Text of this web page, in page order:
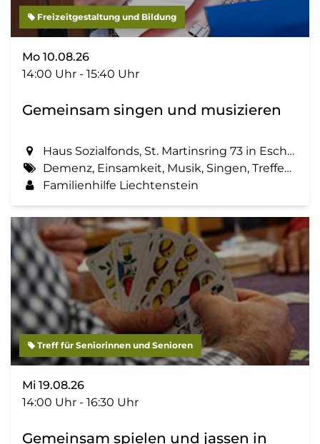
Freizeitgestaltung und Bildung
Mo 10.08.26
14:00 Uhr - 15:40 Uhr
Gemeinsam singen und musizieren
Haus Sozialfonds, St. Martinsring 73 in Eschen
Demenz, Einsamkeit, Musik, Singen, Treffen, Zemma tua - Senioren gemeinsam aktiv
Familienhilfe Liechtenstein
Treff für Seniorinnen und Senioren
Mi 19.08.26
14:00 Uhr - 16:30 Uhr
Gemeinsam spielen und jassen in